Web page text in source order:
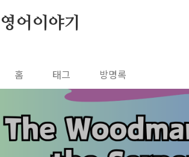
영어이야기
홈 태그 방명록